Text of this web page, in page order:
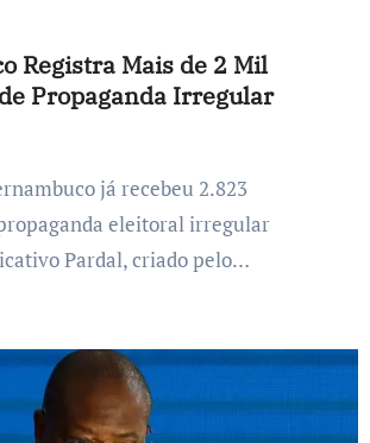
Registra Mais de 2 Mil
Propaganda Irregular
eleitoral irregular
Pardal, criado pelo…